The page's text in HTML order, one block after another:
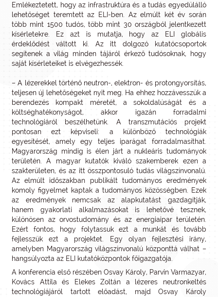
Emlékeztetett, hogy az infrastruktúra és a tudás egyedülálló
lehetőséget teremtett az ELI-ben. Az elmúlt két év során
több mint 1500 tudós, több mint 30 országból jelentkezett
kísérletekre. Ez azt is mutatja, hogy az ELI globális
érdeklődést váltott ki. Az itt dolgozó kutatócsoportok
segítenek a világ minden tájáról érkező tudósoknak, hogy
saját kísérleteiket is elvégezhessék.
– A lézerekkel történő neutron-, elektron- és protongyorsítás,
teljesen új lehetőségeket nyit meg. Ha ehhez hozzávesszük a
berendezés kompakt méretét, a sokoldalúságát és a
költséghatékonyságot, akkor igazán forradalmi
technológiáról beszélhetünk. A transzmutációs projekt
pontosan ezt képviseli: a különböző technológiák
egyesítését, amely egy teljes iparágat forradalmasíthat.
Magyarország mindig is élen járt a nukleáris tudományok
területén. A magyar kutatók kiváló szakemberek ezen a
szakterületen, és az itt összpontosuló tudás világszínvonalú.
Az elmúlt időszakban publikált tudományos eredmények
komoly figyelmet kaptak a tudományos közösségben. Ezek
az eredmények nemcsak az alapkutatást gazdagítják,
hanem gyakorlati alkalmazásokat is lehetővé tesznek,
különösen az orvostudomány és az energiaipar területén.
Ezért fontos, hogy folytassuk ezt a munkát és tovább
fejlesszük ezt a projektet. Egy olyan fejlesztési irány,
amelyben Magyarország világszínvonalú központtá válhat –
hangsúlyozta az ELI kutatóközpontok főigazgatója.
A konferencia első részében Osvay Károly, Parvin Varmazyar,
Kovács Attila és Elekes Zoltán a lézeres neutronkeltés
technológiájáról tartott előadást, majd Osvay Károly